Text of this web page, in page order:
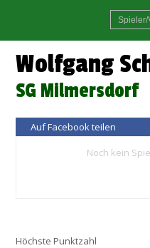
Wolfgang
SG Milmersdorf
Auf Facebook teilen
Noch kein
Höchste Punktzahl